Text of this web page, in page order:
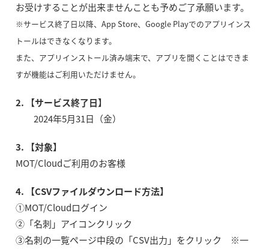
お受けすることが出来ませんことも予めご了承願います。
※サービス終了日以降、App Store、Google Playでのアプリインス
トールはできなくなります。
また、アプリインストール済み端末で、アプリを開くことはできま
すが機能はご利用いただけません。
2. 【サービス終了日】
2024年5月31日（金）
3. 【対象】
MOT/Cloudご利用のお客様
4. 【CSVファイルダウンロード方法】
①MOT/Cloudログイン
②「名刺」アイコンクリック
③名刺の一覧ページ中段の「CSV出力」をクリック ※一